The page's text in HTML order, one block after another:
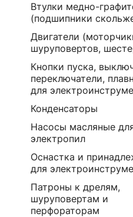
Втулки медно-
(подшипники
Двигатели
шуруповертов,
Кнопки пуска,
переключатели,
для
Конденсаторы
Насосы масляные
электропил
Оснастка и
для
Патроны к дрелям,
шуруповертам и
перфораторам